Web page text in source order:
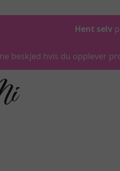
Hent selv
beskjed hvis du opplever